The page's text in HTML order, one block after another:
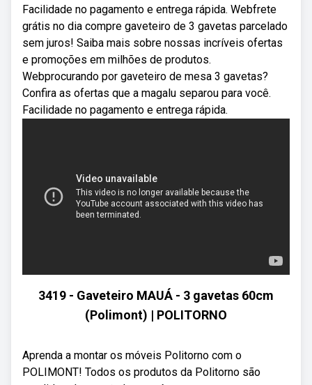
Facilidade no pagamento e entrega rápida. Webfrete
grátis no dia compre gaveteiro de 3 gavetas parcelado
sem juros! Saiba mais sobre nossas incríveis ofertas
e promoções em milhões de produtos.
Webprocurando por gaveteiro de mesa 3 gavetas?
Confira as ofertas que a magalu separou para você.
Facilidade no pagamento e entrega rápida.
3419 - Gaveteiro MAUÁ - 3 gavetas 60cm
(Polimont) | POLITORNO
Aprenda a montar os móveis Politorno com o
POLIMONT! Todos os produtos da Politorno são